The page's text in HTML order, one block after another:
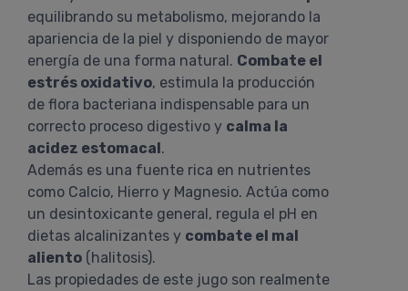
equilibrando su metabolismo, mejorando la
apariencia de la piel y disponiendo de mayor
energía de una forma natural. Combate el
estrés oxidativo, estimula la producción
de flora bacteriana indispensable para un
correcto proceso digestivo y calma la
acidez estomacal.
Además es una fuente rica en nutrientes
como Calcio, Hierro y Magnesio. Actúa como
un desintoxicante general, regula el pH en
dietas alcalinizantes y combate el mal
aliento (halitosis).
Las propiedades de este jugo son realmente